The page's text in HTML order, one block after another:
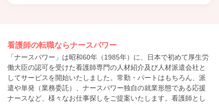
看護師の転職ならナースパワー
「ナースパワー」は昭和60年（1985年）に、日本で初めて厚生労
働大臣の認可を受けた看護師専門の人材紹介及び人材派遣会社と
してサービスを開始いたしました。常勤・パートはもちろん、派
遣や単発（業務委託）、ナースパワー独自の就業形態である応援
ナースなど、様々なお仕事探しをご提案いたします。看護師とし